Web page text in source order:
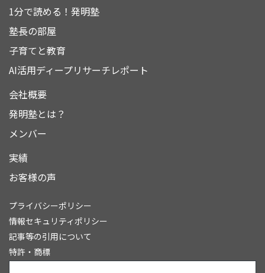
1分で読める！発明塾
塾長の部屋
子育てと教育
AI活用ディープリサーチレポート
会社概要
発明塾とは？
メンバー
実績
お客様の声
プライバシーポリシー
情報セキュリティポリシー
記事等の引用について
特許・商標